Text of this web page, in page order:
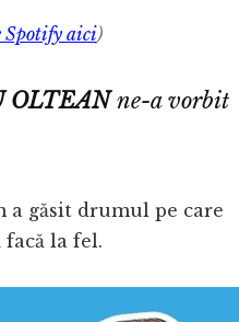
Spotify aici)
OLTEANne-a vorbit
găsit drumul pe care
facă la fel.